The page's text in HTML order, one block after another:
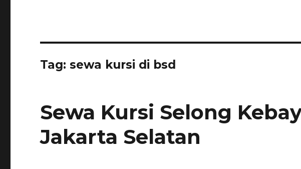
Tag:sewa kursi di bsd
Sewa Kursi Selong
Jakarta Selatan